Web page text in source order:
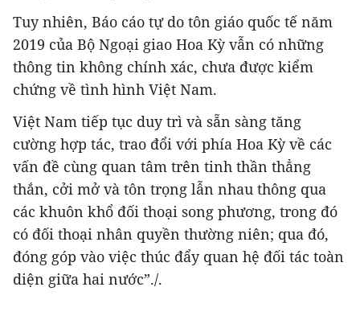
Tuy nhiên, Báo cáo tự do tôn giáo quốc tế năm
2019 của Bộ Ngoại giao Hoa Kỳ vẫn có những
thông tin không chính xác, chưa được kiểm
chứng về tình hình Việt Nam.
Việt Nam tiếp tục duy trì và sẵn sàng tăng
cường hợp tác, trao đổi với phía Hoa Kỳ về các
vấn đề cùng quan tâm trên tinh thần thẳng
thắn, cởi mở và tôn trọng lẫn nhau thông qua
các khuôn khổ đối thoại song phương, trong đó
có đối thoại nhân quyền thường niên; qua đó,
đóng góp vào việc thúc đẩy quan hệ đối tác toàn
diện giữa hai nước”./.